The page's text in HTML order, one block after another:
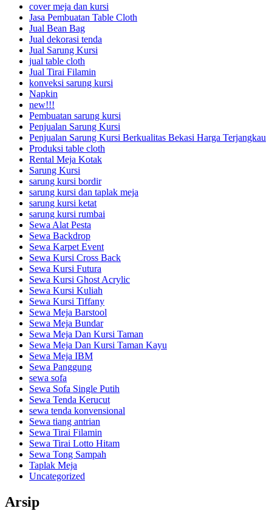
cover meja dan kursi
Jasa Pembuatan Table Cloth
Jual Bean Bag
Jual dekorasi tenda
Jual Sarung Kursi
jual table cloth
Jual Tirai Filamin
konveksi sarung kursi
Napkin
new!!!
Pembuatan sarung kursi
Penjualan Sarung Kursi
Penjualan Sarung Kursi Berkualitas Bekasi Harga Terjangkau
Produksi table cloth
Rental Meja Kotak
Sarung Kursi
sarung kursi bordir
sarung kursi dan taplak meja
sarung kursi ketat
sarung kursi rumbai
Sewa Alat Pesta
Sewa Backdrop
Sewa Karpet Event
Sewa Kursi Cross Back
Sewa Kursi Futura
Sewa Kursi Ghost Acrylic
Sewa Kursi Kuliah
Sewa Kursi Tiffany
Sewa Meja Barstool
Sewa Meja Bundar
Sewa Meja Dan Kursi Taman
Sewa Meja Dan Kursi Taman Kayu
Sewa Meja IBM
Sewa Panggung
sewa sofa
Sewa Sofa Single Putih
Sewa Tenda Kerucut
sewa tenda konvensional
Sewa tiang antrian
Sewa Tirai Filamin
Sewa Tirai Lotto Hitam
Sewa Tong Sampah
Taplak Meja
Uncategorized
Arsip